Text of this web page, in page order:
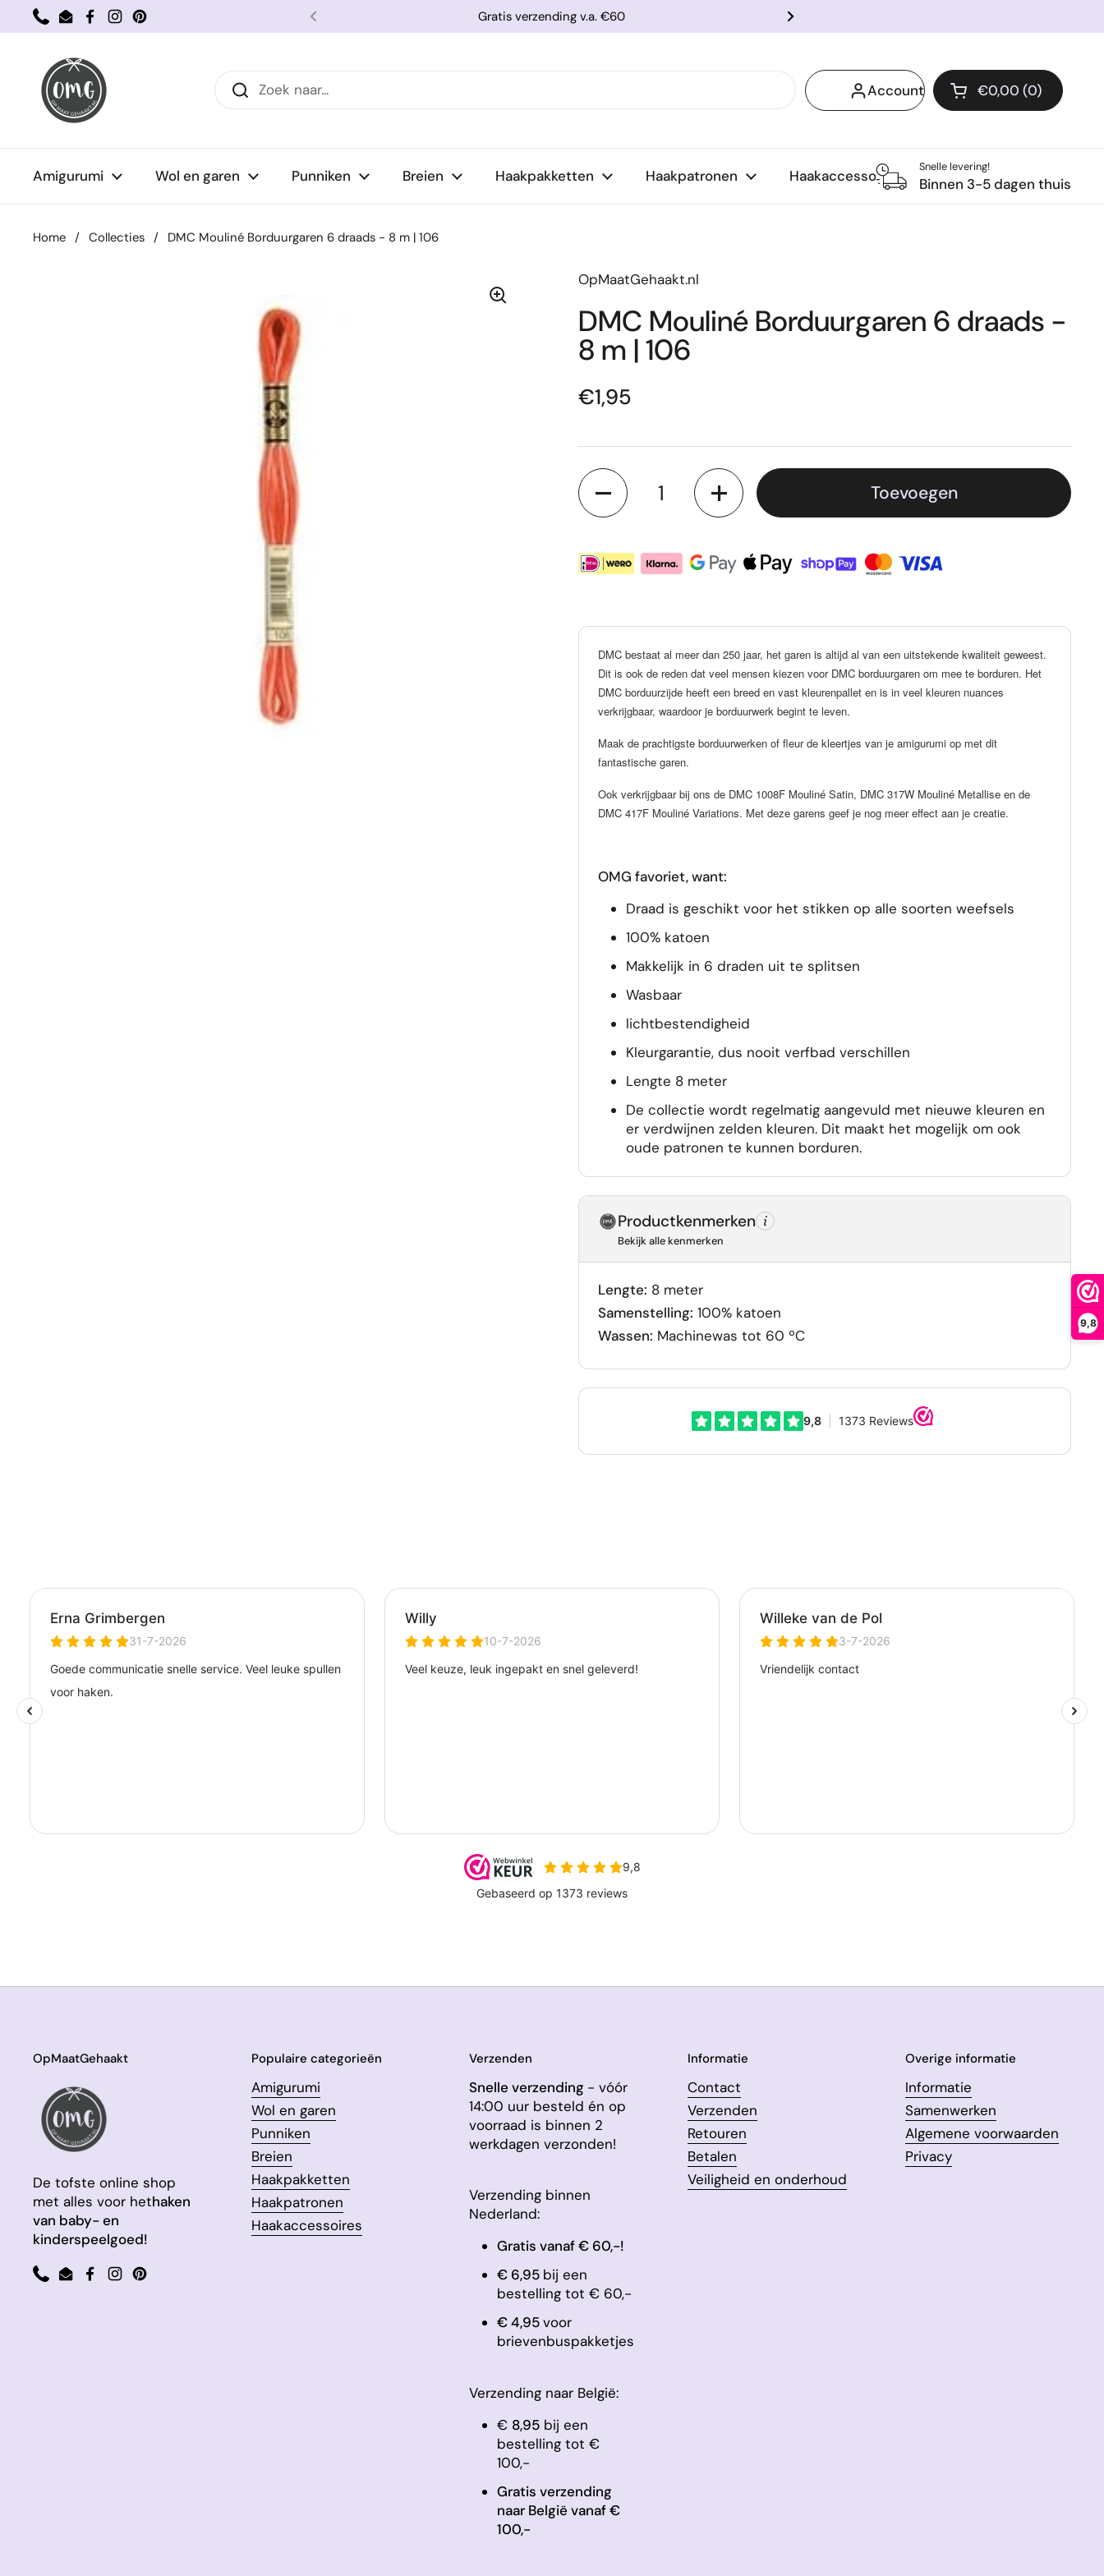
9,8
Ga naar content
PhoneEmailFacebook
Instagram
Pinterest Vorige Gratis verzending v.a. €60 Volgende
Account Winkelwagentje
Winkelmand Totaal:
€0,00 0
producten in je
Amigurumi Wol en garen Punniken Breien Haakpakketten Haakpatronen Haakaccessoires
Snelle levering!
Binnen 3-5 dagen thuis
Home / Collecties / DMC Mouliné Borduurgaren 6 draads - 8 m | 106
OpMaatGehaakt.nl
DMC Mouliné Borduurgaren 6 draads -
8 m | 106
Prijs:
€1,95
Aantal
Toevoegen
DMC bestaat al meer dan 250 jaar, het garen is altijd al van een uitstekende kwaliteit geweest.
Dit is ook de reden dat veel mensen kiezen voor DMC borduurgaren om mee te borduren. Het
DMC borduurzijde heeft een breed en vast kleurenpallet en is in veel kleuren nuances
verkrijgbaar, waardoor je borduurwerk begint te leven.
Maak de prachtigste borduurwerken of fleur de kleertjes van je amigurumi op met dit
fantastische garen.
Ook verkrijgbaar bij ons de DMC 1008F Mouliné Satin, DMC 317W Mouliné Metallise en de
DMC 417F Mouliné Variations. Met deze garens geef je nog meer effect aan je creatie.
OMG favoriet, want:
Draad is geschikt voor het stikken op alle soorten weefsels
100% katoen
Makkelijk in 6 draden uit te splitsen
Wasbaar
lichtbestendigheid
Kleurgarantie, dus nooit verfbad verschillen
Lengte 8 meter
De collectie wordt regelmatig aangevuld met nieuwe kleuren en
er verdwijnen zelden kleuren. Dit maakt het mogelijk om ook
oude patronen te kunnen borduren.
Productkenmerken
Bekijk alle kenmerken
Lengte: 8 meter
Samenstelling: 100% katoen
Wassen: Machinewas tot 60 ºC
OpMaatGehaakt
De tofste online shop
met alles voor hethaken
van baby- en
kinderspeelgoed!
PhoneEmailFacebook
Instagram
Pinterest
Populaire categorieën
Amigurumi
Wol en garen
Punniken
Breien
Haakpakketten
Haakpatronen
Haakaccessoires
Verzenden
Snelle verzending - vóór
14:00 uur besteld én op
voorraad is binnen 2
werkdagen verzonden!
Verzending binnen
Nederland:
Gratis vanaf € 60,-!
€ 6,95 bij een
bestelling tot € 60,-
​€ 4,95voor
brievenbuspakketjes
Verzending naar België:
€ 8,95 bij een
bestelling tot €
100,-
Gratis verzending
naar België vanaf €
100,-
Informatie
Contact
Verzenden
Retouren
Betalen
Veiligheid en onderhoud
Overige informatie
Informatie
Samenwerken
Algemene voorwaarden
Privacy